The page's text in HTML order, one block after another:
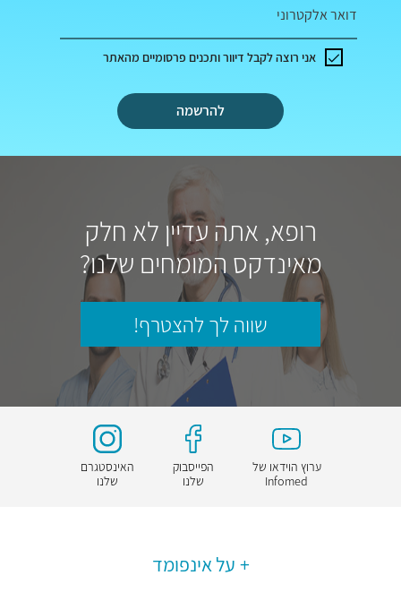
דואר אלקטרוני
להרשמה
אני רוצה לקבל דיוור ותכנים פרסומיים מהאתר
רופא, אתה עדיין לא חלק
מאינדקס המומחים שלנו?
שווה לך להצטרף!
ערוץ הוידאו של
Infomed
הפייסבוק
שלנו
האינסטגרם
שלנו
על אינפומד